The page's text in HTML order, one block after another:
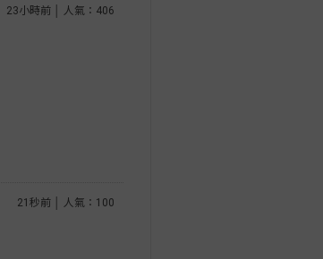
23小時前 │ 人氣：406
21秒前 │ 人氣：100